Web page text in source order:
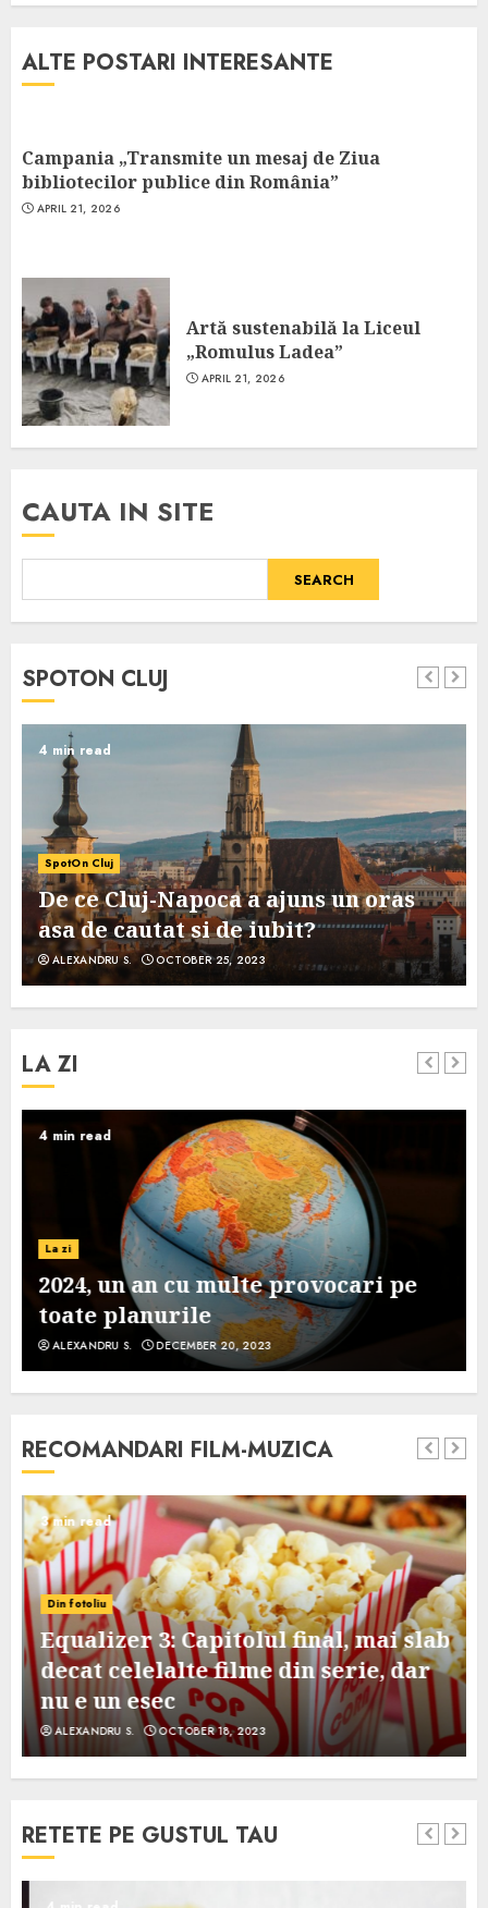
ALTE POSTARI INTERESANTE
Campania „Transmite un mesaj de Ziua
bibliotecilor publice din România”
APRIL 21, 2026
Artă sustenabilă la Liceul
„Romulus Ladea”
APRIL 21, 2026
CAUTA IN SITE
SEARCH
SPOTON CLUJ
4 min read
SpotOn Cluj
De ce Cluj-Napoca a ajuns un oras
asa de cautat si de iubit?
ALEXANDRU S. OCTOBER 25, 2023
LA ZI
4 min read
La zi
2024, un an cu multe provocari pe
toate planurile
ALEXANDRU S. DECEMBER 20, 2023
RECOMANDARI FILM-MUZICA
3 min read
Din fotoliu
Equalizer 3: Capitolul final, mai slab
decat celelalte filme din serie, dar
nu e un esec
ALEXANDRU S. OCTOBER 18, 2023
RETETE PE GUSTUL TAU